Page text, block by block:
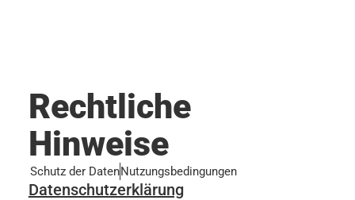
Rechtliche
Hinweise
Schutz der DatenNutzungsbedingungen
Datenschutzerklärung